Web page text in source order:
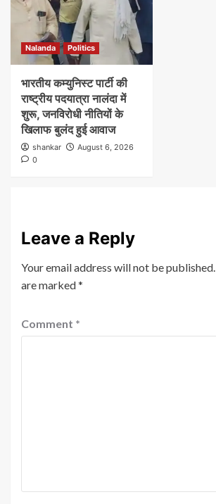
Nalanda Politics
भारतीय कम्युनिस्ट पार्टी की
राष्ट्रीय पदयात्रा नालंदा में
शुरू, जनविरोधी नीतियों के
खिलाफ बुलंद हुई आवाज
shankar
August 6, 2026
0
Leave a Reply
Your email address will not be published.
are marked*
Comment *